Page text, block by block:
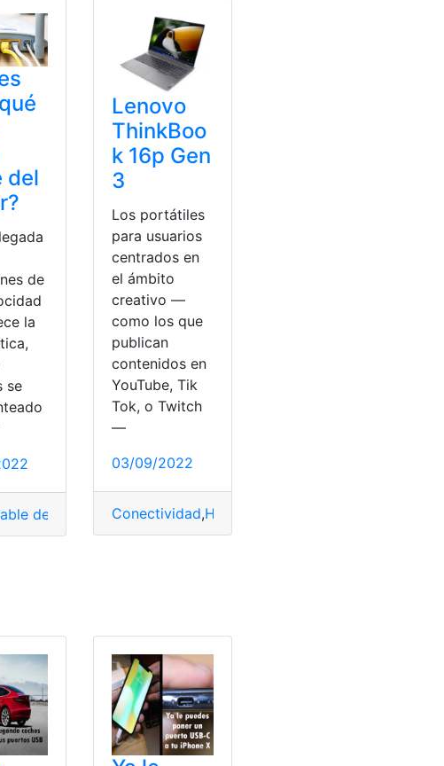
,Transmitir
del
de
la
se
de red cable del router,Manual
Lenovo
ThinkBoo
k 16p Gen
3
Los portátiles
para usuarios
centrados en
el ámbito
creativo —
como los que
publican
contenidos en
YouTube, Tik
Tok, o Twitch
—
03/09/2022
Conectividad,Huella